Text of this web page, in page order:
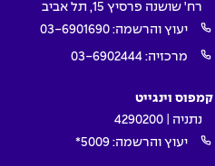
רח' שושנה פרסיץ 15, תל אביב
יעוץ והרשמה: 03-6901690
מרכזיה: 03-6902444
קמפוס וינגייט
נתניה | 4290200
יעוץ והרשמה: 5009*